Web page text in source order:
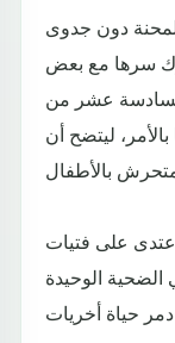
دون جدوى
سرها مع بعض
عشر من
ليتضح أن
على فتيات
الوحيدة